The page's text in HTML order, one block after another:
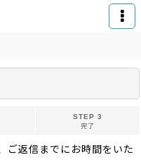
STEP 3
完了
ご返信までにお時間をいた